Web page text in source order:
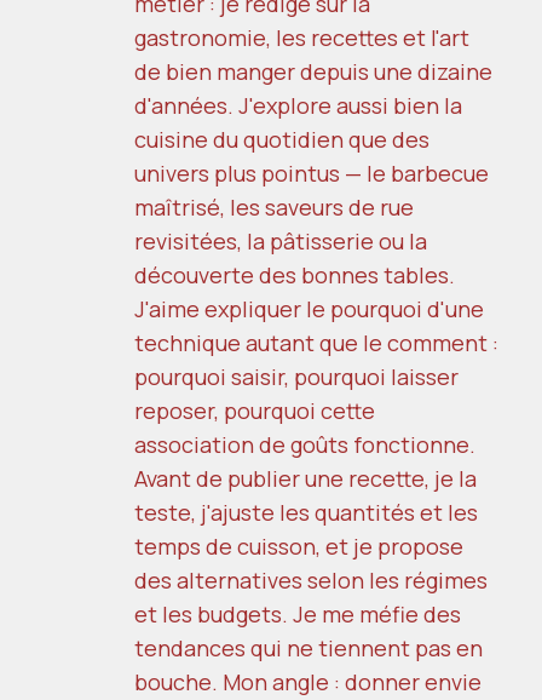
gastronomie, les recettes et l'art
de bien manger depuis une dizaine
d'années. J'explore aussi bien la
cuisine du quotidien que des
univers plus pointus — le barbecue
maîtrisé, les saveurs de rue
revisitées, la pâtisserie ou la
découverte des bonnes tables.
J'aime expliquer le pourquoi d'une
technique autant que le comment :
pourquoi saisir, pourquoi laisser
reposer, pourquoi cette
association de goûts fonctionne.
Avant de publier une recette, je la
teste, j'ajuste les quantités et les
temps de cuisson, et je propose
des alternatives selon les régimes
et les budgets. Je me méfie des
tendances qui ne tiennent pas en
bouche. Mon angle : donner envie